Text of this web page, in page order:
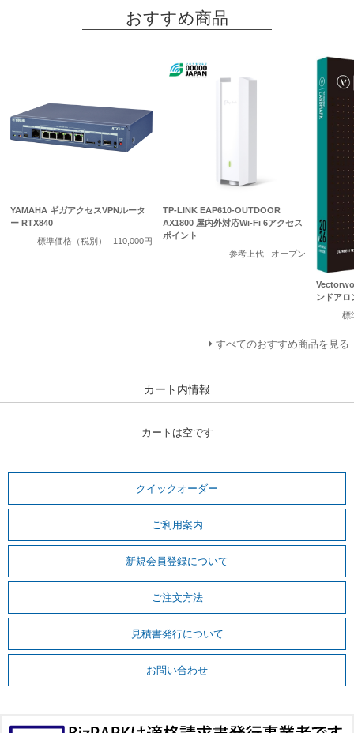
おすすめ商品
YAMAHA ギガアクセスVPNルータ
ー RTX840
標準価格（税別）
110,000円
TP-LINK EAP610-OUTDOOR
AX1800 屋内外対応Wi-Fi 6アクセス
ポイント
参考上代
オープン
ンドアロ
標
すべてのおすすめ商品を見る
カート内情報
カートは空です
クイックオーダー
ご利用案内
新規会員登録について
ご注文方法
見積書発行について
お問い合わせ